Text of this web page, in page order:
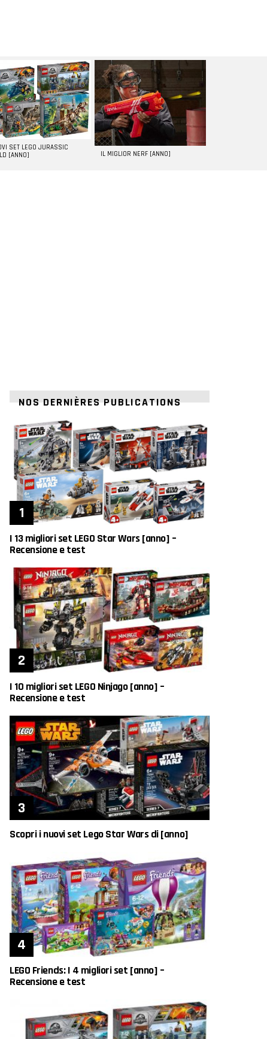
SET LEGO JURASSIC
[ANNO]
IL MIGLIOR NERF [ANNO]
NOS DERNIÈRES PUBLICATIONS
I 13 migliori set LEGO Star Wars [anno] –
Recensione e test
I 10 migliori set LEGO Ninjago [anno] –
Recensione e test
Scopri i nuovi set Lego Star Wars di [anno]
LEGO Friends: I 4 migliori set [anno] –
Recensione e test